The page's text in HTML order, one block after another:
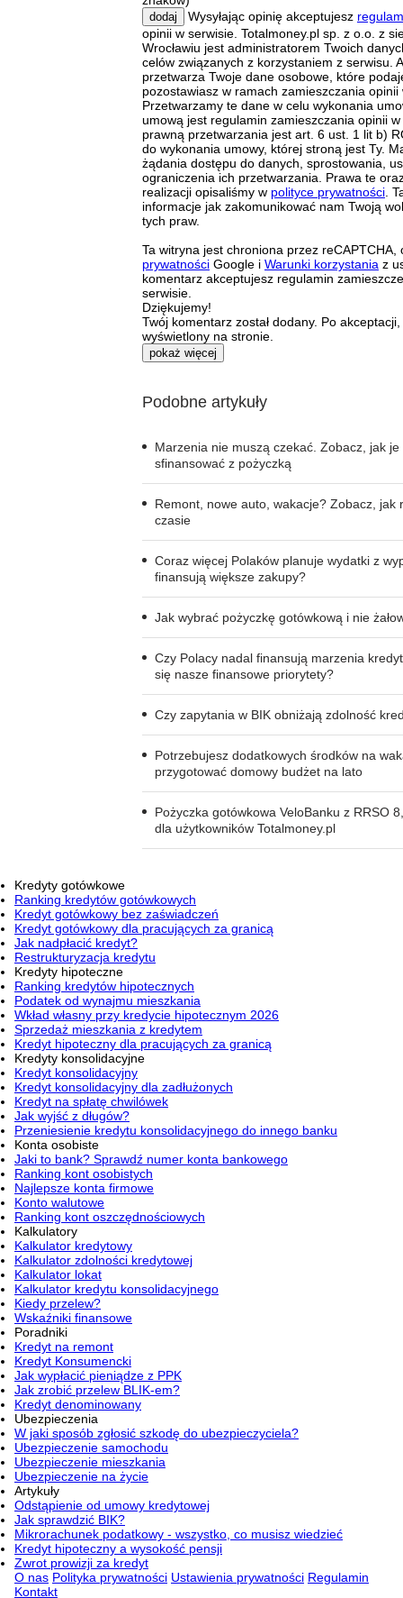
dodaj Wysyłając opinię akceptujesz
opinii w serwisie. Totalmoney.pl sp. z o.o. z
Wrocławiu jest administratorem Twoich
celów związanych z korzystaniem z serwisu.
przetwarza Twoje dane osobowe, które
pozostawiasz w ramach zamieszczania opinii
Przetwarzamy te dane w celu wykonania
umową jest regulamin zamieszczania opinii
prawną przetwarzania jest art. 6 ust. 1 lit b)
do wykonania umowy, której stroną jest Ty.
żądania dostępu do danych, sprostowania,
ograniczenia ich przetwarzania. Prawa te
realizacji opisaliśmy w polityce prywatności .
informacje jak zakomunikować nam Twoją
tych praw.
Ta witryna jest chroniona przez
prywatności Google i Warunki korzystania z
komentarz akceptujesz regulamin
serwisie.
Dziękujemy!
Twój komentarz został dodany. Po
wyświetlony na stronie.
pokaż więcej
Podobne artykuły
Marzenia nie muszą czekać. Zobacz, jak
sfinansować z pożyczką
Remont, nowe auto, wakacje? Zobacz, jak
czasie
Coraz więcej Polaków planuje wydatki z
finansują większe zakupy?
Jak wybrać pożyczkę gotówkową i nie
Czy Polacy nadal finansują marzenia
się nasze finansowe priorytety?
Czy zapytania w BIK obniżają zdolność
Potrzebujesz dodatkowych środków na
przygotować domowy budżet na lato
Pożyczka gotówkowa VeloBanku z RRSO
dla użytkowników Totalmoney.pl
Kredyty gotówkowe
Ranking kredytów gotówkowych
Kredyt gotówkowy bez zaświadczeń
Kredyt gotówkowy dla pracujących za granicą
Jak nadpłacić kredyt?
Restrukturyzacja kredytu
Kredyty hipoteczne
Ranking kredytów hipotecznych
Podatek od wynajmu mieszkania
Wkład własny przy kredycie hipotecznym 2026
Sprzedaż mieszkania z kredytem
Kredyt hipoteczny dla pracujących za granicą
Kredyty konsolidacyjne
Kredyt konsolidacyjny
Kredyt konsolidacyjny dla zadłużonych
Kredyt na spłatę chwilówek
Jak wyjść z długów?
Przeniesienie kredytu konsolidacyjnego do innego banku
Konta osobiste
Jaki to bank? Sprawdź numer konta bankowego
Ranking kont osobistych
Najlepsze konta firmowe
Konto walutowe
Ranking kont oszczędnościowych
Kalkulatory
Kalkulator kredytowy
Kalkulator zdolności kredytowej
Kalkulator lokat
Kalkulator kredytu konsolidacyjnego
Kiedy przelew?
Wskaźniki finansowe
Poradniki
Kredyt na remont
Kredyt Konsumencki
Jak wypłacić pieniądze z PPK
Jak zrobić przelew BLIK-em?
Kredyt denominowany
Ubezpieczenia
W jaki sposób zgłosić szkodę do ubezpieczyciela?
Ubezpieczenie samochodu
Ubezpieczenie mieszkania
Ubezpieczenie na życie
Artykuły
Odstąpienie od umowy kredytowej
Jak sprawdzić BIK?
Mikrorachunek podatkowy - wszystko, co musisz wiedzieć
Kredyt hipoteczny a wysokość pensji
Zwrot prowizji za kredyt
O nas Polityka prywatności Ustawienia prywatności Regulamin
Kontakt